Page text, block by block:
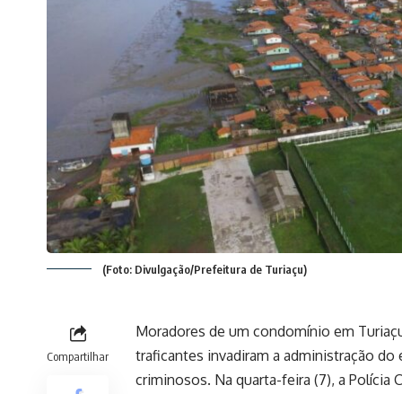
(Foto: Divulgação/Prefeitura de Turiaçu)
Compartilhar
Moradores de um condomínio em
traficantes invadiram a administração
criminosos. Na quarta-feira (7), a Polícia